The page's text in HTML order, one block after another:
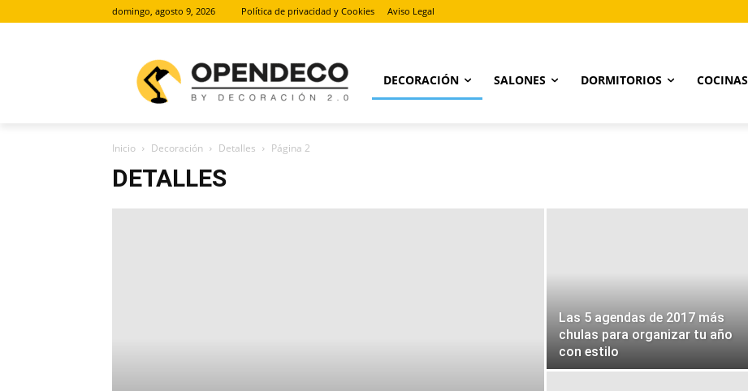
domingo, agosto 9, 2026 Política de privacidad y Cookies Aviso Legal
DECORACIÓN SALONES DORMITORIOS COCINAS
Inicio Decoración Detalles Página 2
DETALLES
Las 5 agendas de 2017 más
chulas para organizar tu año
con estilo